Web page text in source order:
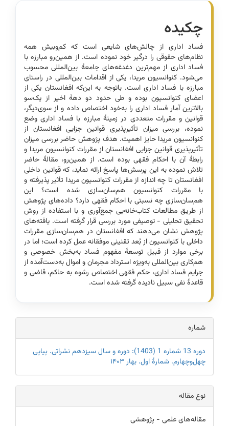
چکیده
فساد اداری از چالش‌های شایعی است که کم‌وبیش همه
نظام‌های حقوقی را درگیر خود نموده است. از همین‌رو مبارزه با
فساد اداری از مهم‌ترین دغدغه‌های جامعۀ بین‌المللی محسوب
می‌شود. کنوانسیون مریدا، یکی از اقدامات بین‌المللی در راستای
مبارزه با فساد اداری است. با‌توجه به این‌که افغانستان یکی از
اعضای کنوانسیون بوده و طی حدود دو دهۀ اخیر از یک‌سو
بالاترین آمار فساد اداری را به‌خود اختصاص داده و از سوی‌‌دیگر،
قوانین و مقررات متعددی در زمینۀ مبارزه با فساد اداری وضع
نموده، بررسی میزان تأثیر‌پذیری قوانین جزایی افغانستان از
کنوانسیون مریدا حایز اهمیت. هدف پژوهش حاضر بررسی میزان
تأثیر‌پذیری قوانین جزایی افغانستان از مقررات کنوانسیون مریدا و
رابطۀ آن با احکام فقهی‌ بوده است. از همین‌رو، مقالۀ حاضر
تلاش نموده به این پرسش‌ها پاسخ ارائه نماید، که قوانین داخلی
افغانستان تا چه‌ اندازه از مقررات کنوانسیون مریدا تأثیر پذیرفته و
با مقررات کنوانسیون هم‌سان‌سازی شده است؟ این
هم‌سان‌سازی چه نسبتی با احکام فقهی دارد؟ داده‌های پژوهش
از طریق مطالعات کتاب‌خانه‌یی جمع‌آوری و با استفاده از روش
تحقیق تحلیلی - توصیفی مورد بررسی قرار گرفته است. یافته‌های
پژوهش نشان می‌دهند که افغانستان در هم‌سان‌سازی مقررات
داخلی با کنوانسیون از بُعد تقنینی موفقانه عمل کرده است؛ اما در
برخی موارد از قبیل توسعۀ مفهوم فساد به‌بخش خصوصی و
هم‌کاری بین‌المللی به‌ویژه استرداد مجرمان و اموال به‌دست‌آمده از
جرایم فساد اداری، حکم فقهی اختصاص رشوه به حاکم، قاضی و
قاعدۀ نفی سبیل نادیده گرفته شده است.
Article
Details
شماره
دوره 13 شماره 1 (1403): دوره و سال سیزدهم نشراتی. پیاپی
چهل‌و‌‌چهارم. شمارۀ اول. بهار ۱۴۰۳
نوع مقاله
مقاله‌های علمی - پژوهشی